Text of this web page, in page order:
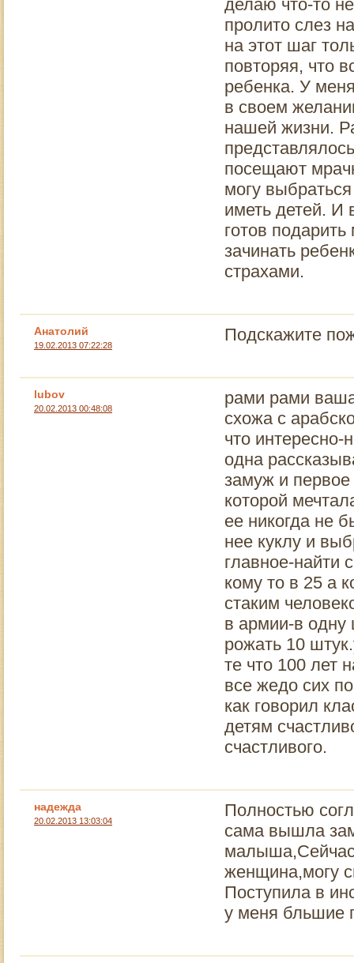
делаю что-то
пролито слез
на этот шаг
повторяя, что
ребенка. У
в своем
нашей жизни.
посещают
могу
иметь детей. И
готов
зачинать
страхами.
Анатолий
19.02.2013 07:22:28
Подскажите
lubov
20.02.2013 00:48:08
рами рами
схожа с
что
одна
замуж и
которой
ее никогда не
нее куклу и
главное-найти
кому то в 25 а
стаким
в армии-в одну
рожать 10
те что 100 лет
все жедо сих
как говорил
детям
счастливого.
надежда
20.02.2013 13:03:04
Полностью
сама вышла
малыша,Сейчас
женщина,могу
Поступила в
у меня бльшие